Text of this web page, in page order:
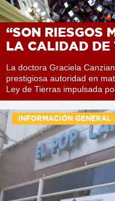
“SON RIESGOS
LA CALIDAD DE
La doctora Graciela
prestigiosa autoridad en
Ley de Tierras impulsada
INFORMACIÓN GENERAL